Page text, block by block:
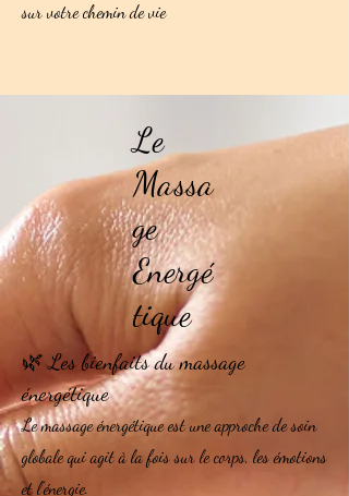
sur votre chemin de vie
Le
Massa
ge
Energé
tique
🌿 Les bienfaits du massage
énergétique
Le massage énergétique est une approche de soin
globale qui agit à la fois sur le corps, les émotions
et l’énergie.